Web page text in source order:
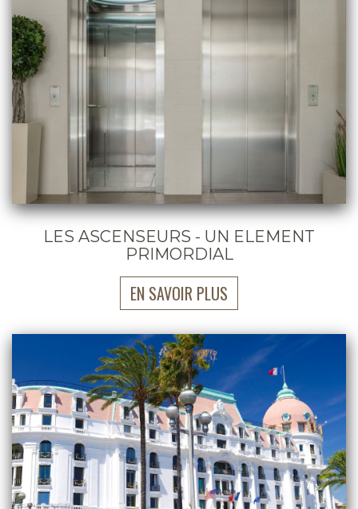
LES ASCENSEURS - UN ELEMENT
PRIMORDIAL
EN SAVOIR PLUS